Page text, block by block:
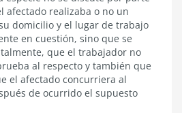
afectado realizaba o no un
domicilio y el lugar de trabajo
en cuestión, sino que se
que el trabajador no
al respecto y también que
el afectado concurriera al
de ocurrido el supuesto